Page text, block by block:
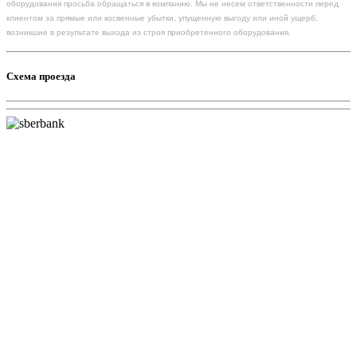
оборудования просьба обращаться в компанию. Мы не несем ответственности перед
клиентом за прямые или косвенные убытки, упущенную выгоду или иной ущерб,
возникшие в результате выхода из строя приобретенного оборудования.
Схема проезда